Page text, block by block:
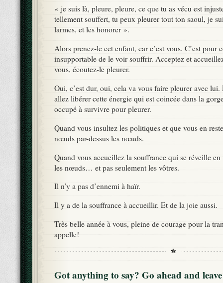
« je suis là, pleure, pleure, ce que tu as vécu est
tellement souffert, tu peux pleurer tout ton saoul, je
larmes, et les honorer ».
Alors prenez-le cet enfant, car c’est vous. C’est pour
insupportable de le voir souffrir. Acceptez et
vous, écoutez-le pleurer.
Oui, c’est dur, oui, cela va vous faire pleurer avec lui.
allez libérer cette énergie qui est coincée dans la
occupé à survivre pour pleurer.
Quand vous insultez les politiques et que vous en
nœuds par-dessus les nœuds.
Quand vous accueillez la souffrance qui se réveille
les nœuds… et pas seulement les vôtres.
Il n’y a pas d’ennemi à haïr.
Il y a de la souffrance à accueillir. Et de la joie aussi.
Très belle année à vous, pleine de courage pour la
appelle!
Got anything to say? Go ahead and